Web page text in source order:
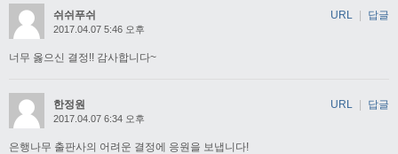
쉬쉬푸쉬
2017.04.07 5:46 오후
너무 옳으신 결정!! 감사합니다~
URL | 답글
한정원
2017.04.07 6:34 오후
은행나무 출판사의 어려운 결정에 응원을 보냅니다!
URL | 답글